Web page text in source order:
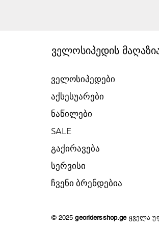
ველოსიპედის
ველოსიპედები
აქსესუარები
ნაწილები
SALE
გაქირავება​
​სერვისი
​ჩვენი ბრენდებია
© 2025georidersshop.ge ყველა